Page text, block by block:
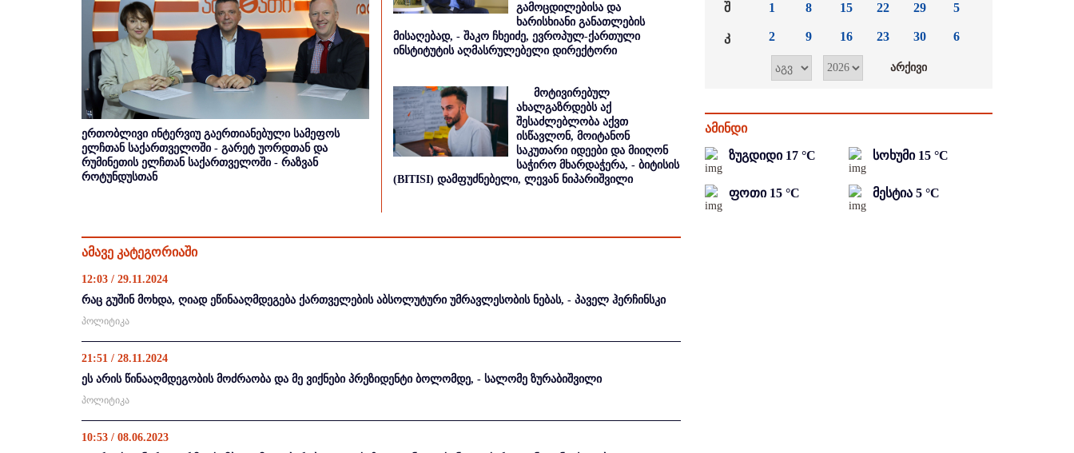
ერთობლივი ინტერვიუ გაერთიანებული სამეფოს
ელჩთან საქართველოში - გარეტ უორდთან და
რუმინეთის ელჩთან საქართველოში - რაზვან
როტუნდუსთან
გამოცდილებისა და
ხარისხიანი განათლების
მისაღებად, - შაკო ჩხეიძე, ევროპულ-ქართული
ინსტიტუტის აღმასრულებელი დირექტორი
მოტივირებულ
ახალგაზრდებს აქ
შესაძლებლობა აქვთ
ისწავლონ, მოიტანონ
საკუთარი იდეები და მიიღონ
საჭირო მხარდაჭერა, - ბიტისის
(BITISI) დამფუძნებელი, ლევან ნიპარიშვილი
ამავე კატეგორიაში
12:03 / 29.11.2024
რაც გუშინ მოხდა, ღიად ეწინააღმდეგება ქართველების აბსოლუტური უმრავლესობის ნებას, - პაველ ჰერჩინსკი
პოლიტიკა
21:51 / 28.11.2024
ეს არის წინააღმდეგობის მოძრაობა და მე ვიქნები პრეზიდენტი ბოლომდე, - სალომე ზურაბიშვილი
პოლიტიკა
10:53 / 08.06.2023
შ
კ
1
2
8
9
15
16
22
23
29
30
5
6
ამინდი
ზუგდიდი 17 °C სოხუმი 15 °C
ფოთი 15 °C მესტია 5 °C